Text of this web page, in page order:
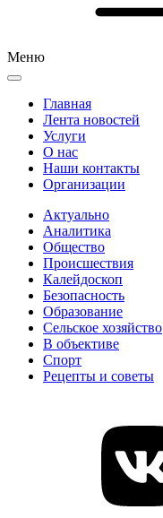
Меню
Главная
Лента новостей
Услуги
О нас
Наши контакты
Организации
Актуально
Аналитика
Общество
Происшествия
Калейдоскоп
Безопасность
Образование
Сельское хозяйство
В объективе
Спорт
Рецепты и советы